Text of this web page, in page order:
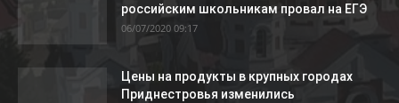
российским школьникам провал на ЕГЭ
06/07/2020 09:17
Цены на продукты в крупных городах
Приднестровья изменились